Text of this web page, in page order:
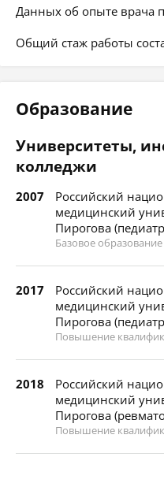
Данных об опыте врача
Общий стаж работы
Образование
Университеты,
колледжи
2007
Российский
медицинский
Пирогова
Базовое образование
2017
Российский
медицинский
Пирогова
Повышение
2018
Российский
медицинский
Пирогова
Повышение